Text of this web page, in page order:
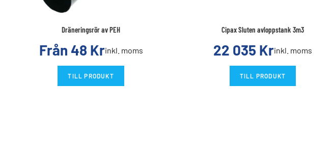
Dräneringsrör av PEH
Från 48 Krinkl. moms
TILL PRODUKT
Cipax Sluten avloppstank 3m3
22 035 Krinkl. moms
TILL PRODUKT